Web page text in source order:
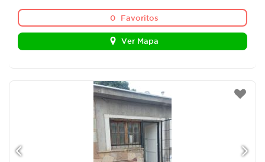
0 Favoritos
Ver Mapa